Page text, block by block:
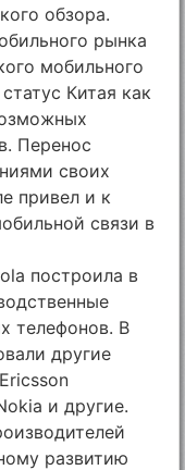
обзора.
рынка
мобильного
Китая как
Перенос
своих
привел и к
связи в
построила в
телефонов. В
другие
и другие.
развитию